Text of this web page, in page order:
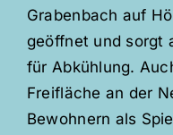
Grabenbach auf
geöffnet und sorgt
für Abkühlung.
Freifläche an der
Bewohnern als